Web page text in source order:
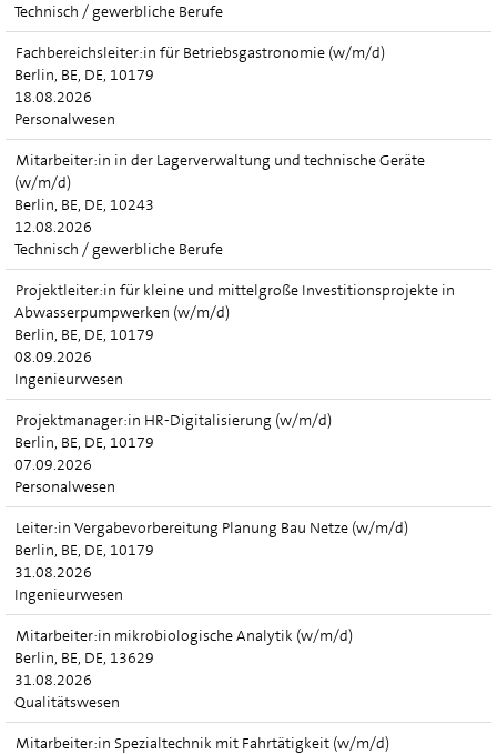
Technisch / gewerbliche Berufe
Fachbereichsleiter:in für Betriebsgastronomie (w/m/d)
Berlin, BE, DE, 10179
18.08.2026
Personalwesen
Mitarbeiter:in in der Lagerverwaltung und technische Geräte
(w/m/d)
Berlin, BE, DE, 10243
12.08.2026
Technisch / gewerbliche Berufe
Projektleiter:in für kleine und mittelgroße Investitionsprojekte in
Abwasserpumpwerken (w/m/d)
Berlin, BE, DE, 10179
08.09.2026
Ingenieurwesen
Projektmanager:in HR-Digitalisierung (w/m/d)
Berlin, BE, DE, 10179
07.09.2026
Personalwesen
Leiter:in Vergabevorbereitung Planung Bau Netze (w/m/d)
Berlin, BE, DE, 10179
31.08.2026
Ingenieurwesen
Mitarbeiter:in mikrobiologische Analytik (w/m/d)
Berlin, BE, DE, 13629
31.08.2026
Qualitätswesen
Mitarbeiter:in Spezialtechnik mit Fahrtätigkeit (w/m/d)